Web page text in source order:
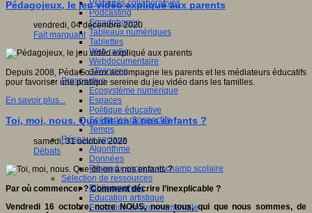
Pratiques collaboratives
Podcasting
Smartphones
Tableaux numériques
Tablettes
Web radio
Webdocumentaire
eTwinning
Prospective
Ecosystème numérique
Espaces
Politique éducative
Scénarios prospectifs
Temps
Réseaux sociaux
Algorithme
Données
Réseaux sociaux et champ scolaire
Sélection de ressources
Bibliographies
Education artistique
Education environnementale
Pédagojeux, le jeu vidéo expliqué aux parents
vendredi, 04 décembre 2020
Fait marquant
Depuis 2008, PédaGoJeux accompagne les parents et les médiateurs éducatifs
pour favoriser une pratique sereine du jeu vidéo dans les familles.
En savoir plus...
Toi, moi, nous. Que dit-on à nos enfants ?
samedi, 31 octobre 2020
Débats
Par où commencer ? Comment décrire l’inexplicable ?
Vendredi 16 octobre, notre NOUS, nous tous, qui que nous sommes, de